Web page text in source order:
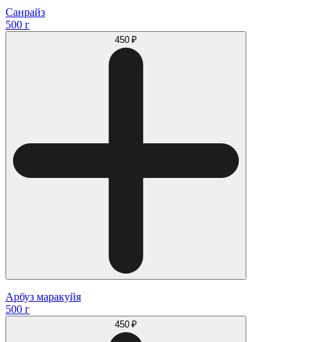
Санрайз
500 г
450 ₽
Арбуз маракуйя
500 г
450 ₽